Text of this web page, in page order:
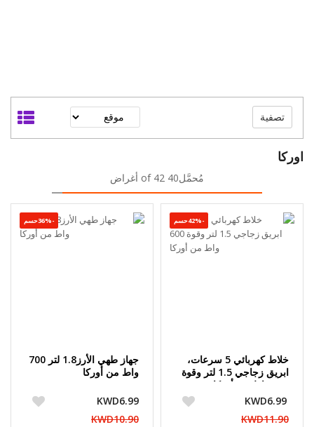
اوركا
مُحمَّل40 of 42 أغراض
-42%حسم
خلاط كهربائي 5 سرعات،
ابريق زجاجي 1.5 لتر وقوة
KWD6.99
KWD11.90
-36%حسم
جهاز طهي الأرز1.8 لتر 700
واط من أوركا
KWD6.99
KWD10.90
تصفية